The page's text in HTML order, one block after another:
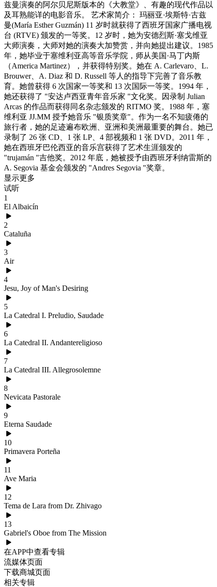
兹曼演奏的阿尔贝尼斯版本的《大教堂》、有趣的现代作品以
及耳熟能详的电影音乐。 艺术家简介： 玛丽亚·埃斯特·古兹
曼(María Esther Guzmán) 11 岁时就获得了西班牙国家广播电视
台 (RTVE) 颁发的一等奖。12 岁时，她为安德烈斯·塞戈维亚
大师演奏，大师对她的演奏大加赞赏，并向她提出建议。1985
年，她毕业于塞维利亚高等音乐学院，师从美国·马丁内斯
（America Martinez），并获得特别奖。她在 A. Carlevaro、L.
Brouwer、A. Diaz 和 D. Russell 等人的指导下完善了音乐教
育。她曾获得 6 次国家一等奖和 13 次国际一等奖。1994 年，
她还获得了 "安达卢西亚青年音乐家 "文化奖。因录制 Julian
Arcas 的作品而获得同名杂志颁发的 RITMO 奖。1988 年，塞
维利亚 JJ.MM 授予她音乐 "银质奖章"。作为一名不知疲倦的
旅行者，她的足迹遍布欧洲、亚洲和美洲最重要的舞台。她已
录制了 26 张 CD、1 张 LP、4 部视频和 1 张 DVD。2011 年，
她在西班牙巴伦西亚的音乐宫获得了艺术生涯颁发的
"trujamán "吉他奖。2012 年底，她被授予由西班牙利纳雷斯的
A. Segovia 基金会颁发的 "Andres Segovia "奖章。
显示更多
试听
1
El Albaicín
2
Cataluña
3
Air
4
Jesu, Joy of Man's Desiring
5
La Catedral I. Preludio, Saudade
6
La Catedral II. Andantereligioso
7
La Catedral III. Allegrosolemne
8
Nevicata Pastorale
9
Eterna Saudade
10
Primavera Porteña
11
Ave Maria
12
Tema de Lara from Dr. Zhivago
13
Gabriel's Oboe from The Mission
在APP中查看专辑
流媒体页面
下载商城页面
相关专辑